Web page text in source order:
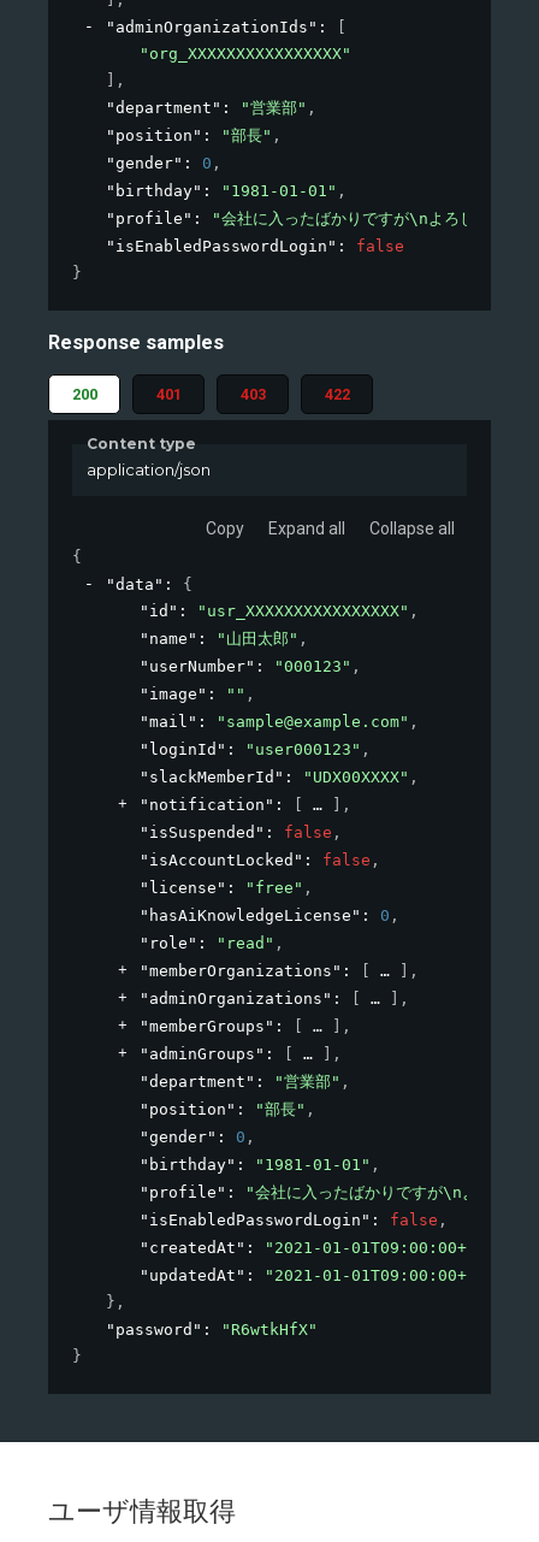
"adminOrganizationIds" :
[
"org_XXXXXXXXXXXXXXXX"
] ,
"department" : "営業部" ,
"position" : "部長" ,
"gender" : 0 ,
"birthday" : "1981-01-01" ,
"profile" :
"会社に入ったばかりですが\nよろしくお願
"isEnabledPasswordLogin" : false
}
Response samples
200 401 403 422
Content type
application/json
Copy Expand all Collapse all
{
"data" : {
"id" : "usr_XXXXXXXXXXXXXXXX" ,
"name" : "山田太郎" ,
"userNumber" : "000123" ,
"image" : "" ,
"mail" : "sample@example.com" ,
"loginId" : "user000123" ,
"slackMemberId" : "UDX00XXXX" ,
"notification" : [ ] ,
"isSuspended" : false ,
"isAccountLocked" : false ,
"license" : "free" ,
"hasAiKnowledgeLicense" : 0 ,
"role" : "read" ,
"memberOrganizations" : [ ] ,
"adminOrganizations" : [ ] ,
"memberGroups" : [ ] ,
"adminGroups" : [ ] ,
"department" : "営業部" ,
"position" : "部長" ,
"gender" : 0 ,
"birthday" : "1981-01-01" ,
"profile" :
"会社に入ったばかりですが\nよろしく
"isEnabledPasswordLogin" : false ,
"createdAt" : "2021-01-01T09:00:00+09:00"
"updatedAt" :
"2021-01-01T09:00:00+09:00"
} ,
"password" :
"R6wtkHfX"
}
ユーザ情報取得